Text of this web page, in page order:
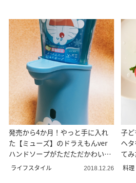
発売から4か月！やっと手に入れ
た【ミューズ】のドラえもんver
ハンドソープがただただかわいい
♥
ライフスタイル 2018.12.26
子
ヘ
てみ
料理